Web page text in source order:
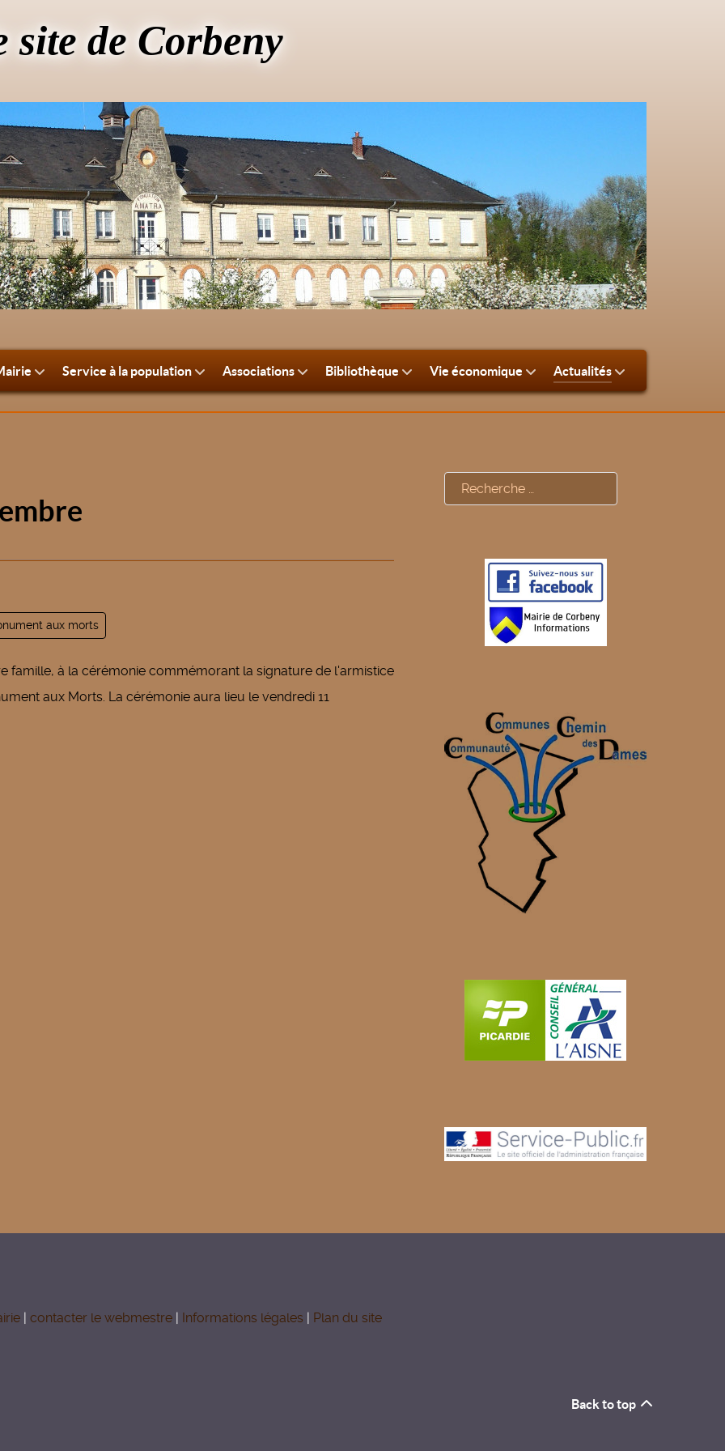
site de Corbeny
Service à la population Associations Bibliothèque Vie économique Actualités
aux morts
famille, à la cérémonie commémorant la signature de l'armistice
aux Morts. La cérémonie aura lieu le vendredi 11
d'épuration de Corbény
Rechercher
| contacter le webmestre | Informations légales | Plan du site
Back to top